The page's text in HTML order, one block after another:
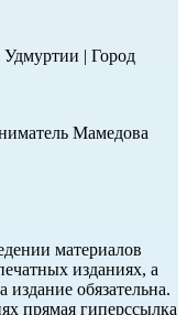
Удмуртии | Город
Мамедова
материалов
изданиях, а
обязательна.
прямая гиперссылка